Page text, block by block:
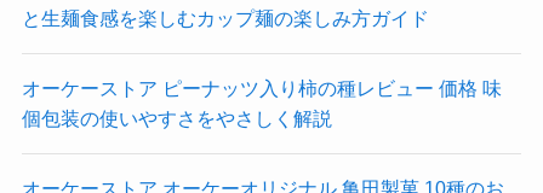
と生麺食感を楽しむカップ麺の楽しみ方ガイド
オーケーストア ピーナッツ入り柿の種レビュー 価格 味
個包装の使いやすさをやさしく解説
オーケーストア オーケーオリジナル 亀田製菓 10種のお